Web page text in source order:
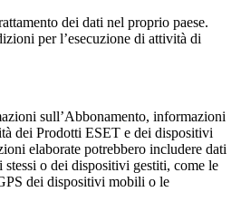
dei dati nel proprio paese.
per l’esecuzione di attività di
sull’Abbonamento, informazioni
dei Prodotti ESET e dei dispositivi
elaborate potrebbero includere dati
o dei dispositivi gestiti, come le
dei dispositivi mobili o le